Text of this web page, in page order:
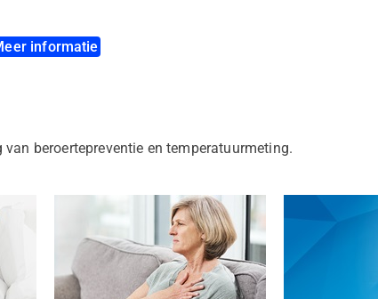
informatie
beroertepreventie en temperatuurmeting.